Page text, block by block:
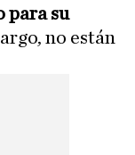
para su
no están